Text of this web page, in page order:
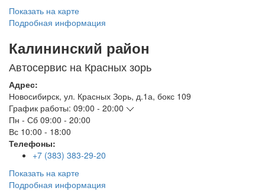
Показать на карте
Подробная информация
Калининский район
Автосервис на Красных зорь
Адрес:
Новосибирск, ул. Красных Зорь, д.1а, бокс 109
График работы: 09:00 - 20:00
Пн - Сб 09:00 - 20:00
Вс 10:00 - 18:00
Телефоны:
+7 (383) 383-29-20
Показать на карте
Подробная информация